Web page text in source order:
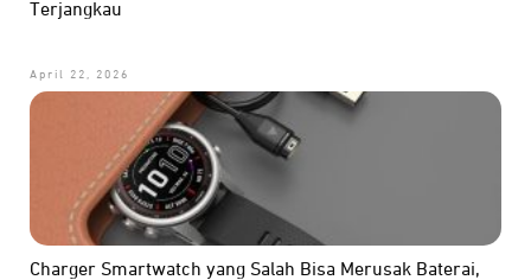
Terjangkau
April 22, 2026
Charger Smartwatch yang Salah Bisa Merusak Baterai,